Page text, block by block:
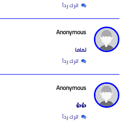
اترك رداً
Anonymous
تماما
اترك رداً
Anonymous
👍👍
اترك رداً